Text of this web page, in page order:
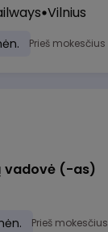
Vilnius
Prieš mokesčius
vadovė (-as)
Prieš mokesčius